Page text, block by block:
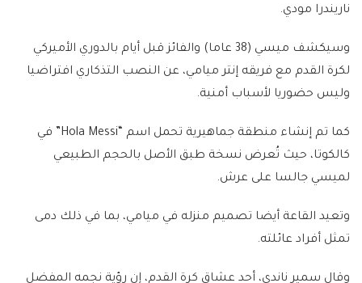
ناريندرا مودي.
وسيكشف ميسي (38 عاما) والفائز قبل أيام بالدوري الأميركي
لكرة القدم مع فريقه إنتر ميامي، عن النصب التذكاري افتراضيا
وليس حضوريا لأسباب أمنية.
كما تم إنشاء منطقة جماهيرية تحمل اسم “Hola Messi” في
كالكوتا، حيث تُعرض نسخة طبق الأصل بالحجم الطبيعي
لميسي جالسا على عرش.
وتعيد القاعة أيضا تصميم منزله في ميامي، بما في ذلك دمى
تمثل أفراد عائلته.
وقال سمير ناندي، أحد عشاق كرة القدم، إن رؤية نجمه المفضل